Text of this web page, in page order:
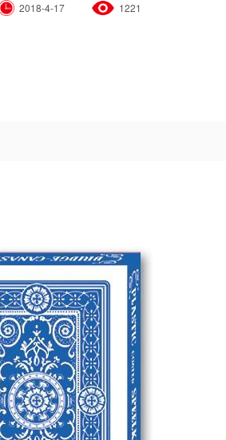
2018-4-17 1221